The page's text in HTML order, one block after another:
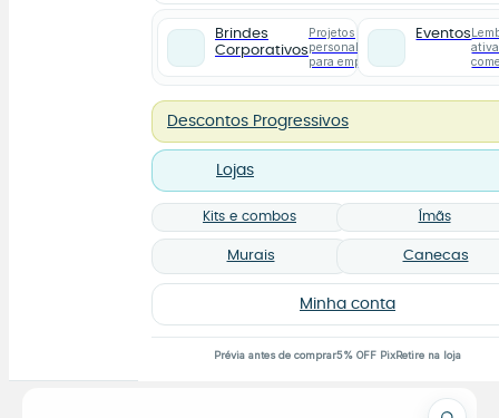
Brindes
Corporativos
Projetos
personalizados
para empresas
Eventos
Descontos Progressivos
Lojas
Kits e combos Ímãs
Murais Canecas
Minha conta
Prévia antes de comprar5% OFF PixRetire na loja